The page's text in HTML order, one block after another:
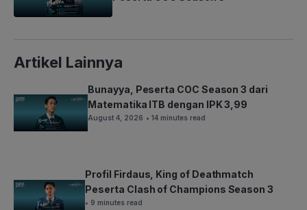
Artikel Lainnya
Bunayya, Peserta COC Season 3 dari
Matematika ITB dengan IPK 3,99
August 4, 2026 • 14 minutes read
Profil Firdaus, King of Deathmatch
Peserta Clash of Champions Season 3
• 9 minutes read